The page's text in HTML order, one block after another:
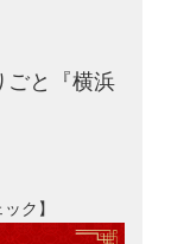
ごと『横浜
ク】